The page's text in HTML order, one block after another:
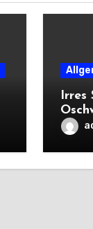
Irres
mit